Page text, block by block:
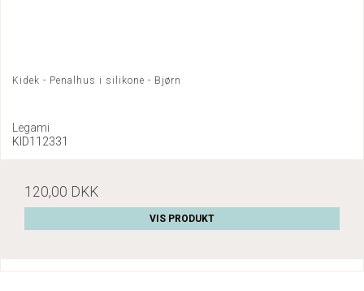
Kidek - Penalhus i silikone - Bjørn
Legami
KID112331
120,00 DKK
VIS PRODUKT